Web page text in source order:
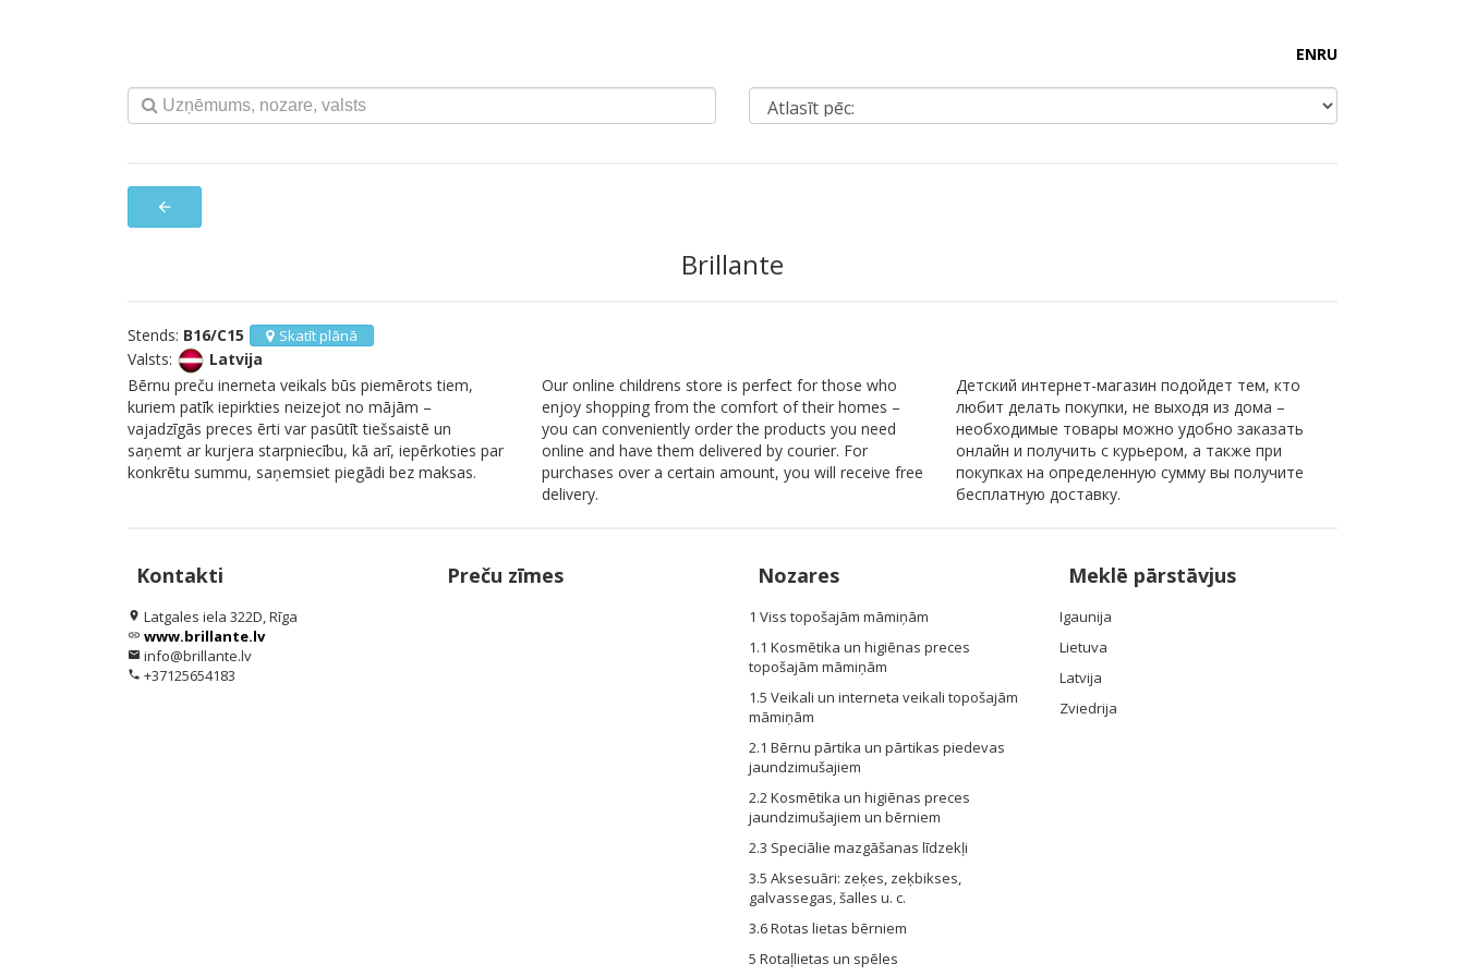
ENRU
arrow_back
Brillante
Stends: B16/C15 Skatīt plānā
Valsts:
Latvija
Bērnu preču inerneta veikals būs piemērots tiem,
kuriem patīk iepirkties neizejot no mājām –
vajadzīgās preces ērti var pasūtīt tiešsaistē un
saņemt ar kurjera starpniecību, kā arī, iepērkoties par
konkrētu summu, saņemsiet piegādi bez maksas.
Our online childrens store is perfect for those who
enjoy shopping from the comfort of their homes –
you can conveniently order the products you need
online and have them delivered by courier. For
purchases over a certain amount, you will receive free
delivery.
Детский интернет-магазин подойдет тем, кто
любит делать покупки, не выходя из дома –
необходимые товары можно удобно заказать
онлайн и получить с курьером, а также при
покупках на определенную сумму вы получите
бесплатную доставку.
Kontakti
location_on Latgales iela 322D, Rīga
link www.brillante.lv
email info@brillante.lv
phone +37125654183
Preču zīmes Nozares
1 Viss topošajām māmiņām
1.1 Kosmētika un higiēnas preces
topošajām māmiņām
1.5 Veikali un interneta veikali topošajām
māmiņām
2.1 Bērnu pārtika un pārtikas piedevas
jaundzimušajiem
2.2 Kosmētika un higiēnas preces
jaundzimušajiem un bērniem
2.3 Speciālie mazgāšanas līdzekļi
3.5 Aksesuāri: zeķes, zeķbikses,
galvassegas, šalles u. c.
3.6 Rotas lietas bērniem
5 Rotaļlietas un spēles
Meklē pārstāvjus
Igaunija
Lietuva
Latvija
Zviedrija